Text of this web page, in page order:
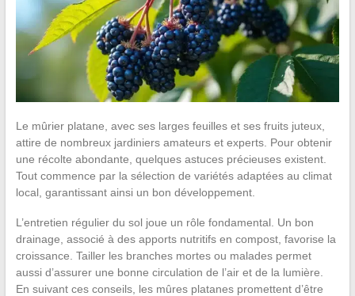
Le mûrier platane, avec ses larges feuilles et ses fruits juteux,
attire de nombreux jardiniers amateurs et experts. Pour obtenir
une récolte abondante, quelques astuces précieuses existent.
Tout commence par la sélection de variétés adaptées au climat
local, garantissant ainsi un bon développement.
L’entretien régulier du sol joue un rôle fondamental. Un bon
drainage, associé à des apports nutritifs en compost, favorise la
croissance. Tailler les branches mortes ou malades permet
aussi d’assurer une bonne circulation de l’air et de la lumière.
En suivant ces conseils, les mûres platanes promettent d’être